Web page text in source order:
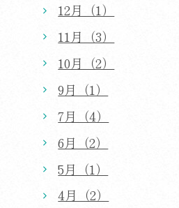
12月（1）
11月（3）
10月（2）
9月（1）
7月（4）
6月（2）
5月（1）
4月（2）